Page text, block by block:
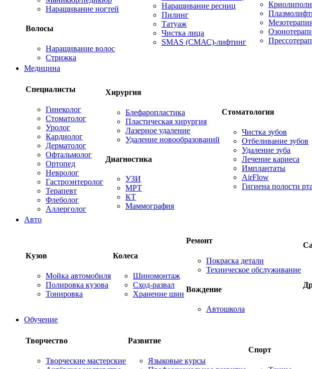
Наращивание ногтей
Волосы
Наращивание волос
Стрижка
Наращивание ресниц
Пилинг
Татуаж
Чистка лица
SMAS (СМАС)-лифтинг
Медицина
Специалисты
Гинеколог
Стоматолог
Уролог
Кардиолог
Дерматолог
Офтальмолог
Ортопед
Невролог
Гастроэнтеролог
Терапевт
Флеболог
Аллерголог
Хирургия
Блефаропластика
Пластическая хирургия
Лазерное удаление
Удаление новообразований
Диагностика
УЗИ
МРТ
КТ
Маммография
Стоматология
Чистка зубов
Отбеливание зубов
Удаление зуба
Лечение кариеса
Имплантаты
AirFlow
Гигиена полости рта
Авто
Кузов
Мойка автомобиля
Полировка кузова
Тонировка
Колеса
Шиномонтаж
Сход-развал
Хранение шин
Ремонт
Покраска детали
Техническое обслуживание
Вождение
Автошкола
Обучение
Творчество
Творческие мастерские
Развитие
Языковые курсы
Спорт